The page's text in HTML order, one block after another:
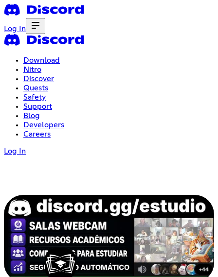
Log In
Download
Nitro
Discover
Quests
Safety
Support
Blog
Developers
Careers
Log In